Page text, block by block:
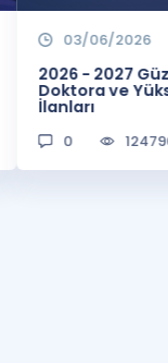
03/06/2026
2026 - 2027
Doktora ve
İlanları
0